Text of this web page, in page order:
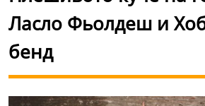
Ласло Фьолдеш и
бенд